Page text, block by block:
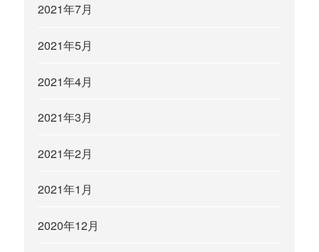
2021年7月
2021年5月
2021年4月
2021年3月
2021年2月
2021年1月
2020年12月